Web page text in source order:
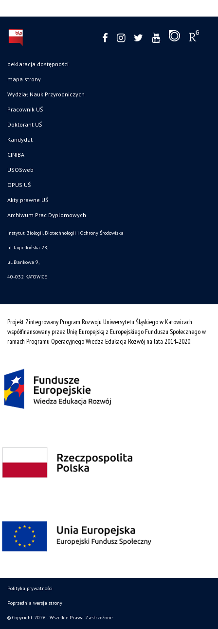
deklaracja dostępności
mapa strony
Wydział Nauk Przyrodniczych
Pracownik UŚ
Doktorant UŚ
Kandydat
CINIBA
USOSweb
OPUS UŚ
Akty prawne UŚ
Archiwum Prac Dyplomowych
Instytut Biologii, Biotechnologii i Ochrony Środowiska
ul. Jagiellońska 28,
ul. Bankowa 9,
40-032 KATOWICE
Projekt Zintegrowany Program Rozwoju Uniwersytetu Śląskiego w Katowicach
współfinansowany przez Unię Europejską z Europejskiego Funduszu Społecznego w
ramach Programu Operacyjnego Wiedza Edukacja Rozwój na lata 2014˗2020.
Polityka prywatności
Poprzednia wersja strony
© Copyright 2026 - Wszelkie Prawa Zastrzeżone